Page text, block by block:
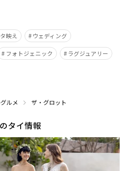
映え ウェディング
フォトジェニック ラグジュアリー
ルメ ザ・グロット
タイ情報